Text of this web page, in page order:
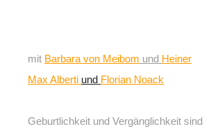
mit Barbara von Meibom und Heiner
Max Alberti und Florian Noack
Geburtlichkeit und Vergänglichkeit sind